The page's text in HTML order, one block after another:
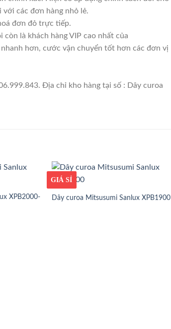
với các đơn hàng nhỏ lẻ.
đơn đỏ trực tiếp.
là khách hàng VIP cao nhất của
hơn, cước vận chuyển tốt hơn các đơn vị
Địa chỉ kho hàng tại số : Dây curoa
XPB2000-
GIÁ TỐT
GIÁ SỈ
Dây curoa Mitsusumi Sanlux XPB1900